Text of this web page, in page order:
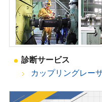
診断サービス
カップリングレー